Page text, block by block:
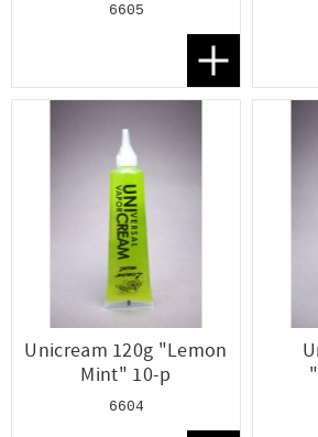
6605
Lägg till i
Unicream 120g "Lemon
Mint" 10-p
6604